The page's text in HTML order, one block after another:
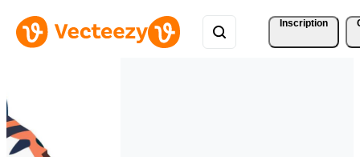
Inscription